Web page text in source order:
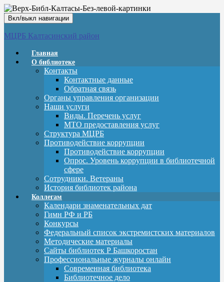
Вкл/выкл навигации
МЦРБ Калтасинский район
Главная
О библиотеке
Контакты
Контактные данные
Обратная связь
Органы управления организации
Наши услуги
Виды. Перечень услуг
МТО предоставления услуг
Структура МЦРБ
Противодействие коррупции
Противодействие коррупции
Опрос. Уровень коррупции в библиотечной
сфере
Сотрудники. Ветераны
История библиотек района
Коллегам
Календари знаменательных дат
Гимн РФ и РБ
Конкурсы
Федеральный список экстремистских материалов
Методические материалы
Сайты библиотек Р Башкоростан
Профессиональные журналы онлайн
Современная библиотека
Библиотечное дело